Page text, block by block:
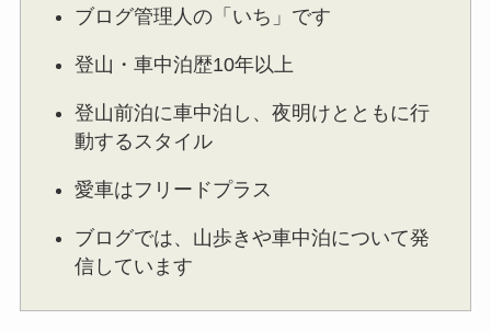
ブログ管理人の「いち」です
登山・車中泊歴10年以上
登山前泊に車中泊し、夜明けとともに行
動するスタイル
愛車はフリードプラス
ブログでは、山歩きや車中泊について発
信しています